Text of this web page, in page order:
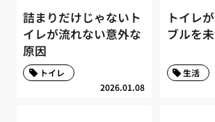
詰まりだけじゃないト
イレが流れない意外な
原因
2026.01.08
トイレ
トイレ
ブルを
生活